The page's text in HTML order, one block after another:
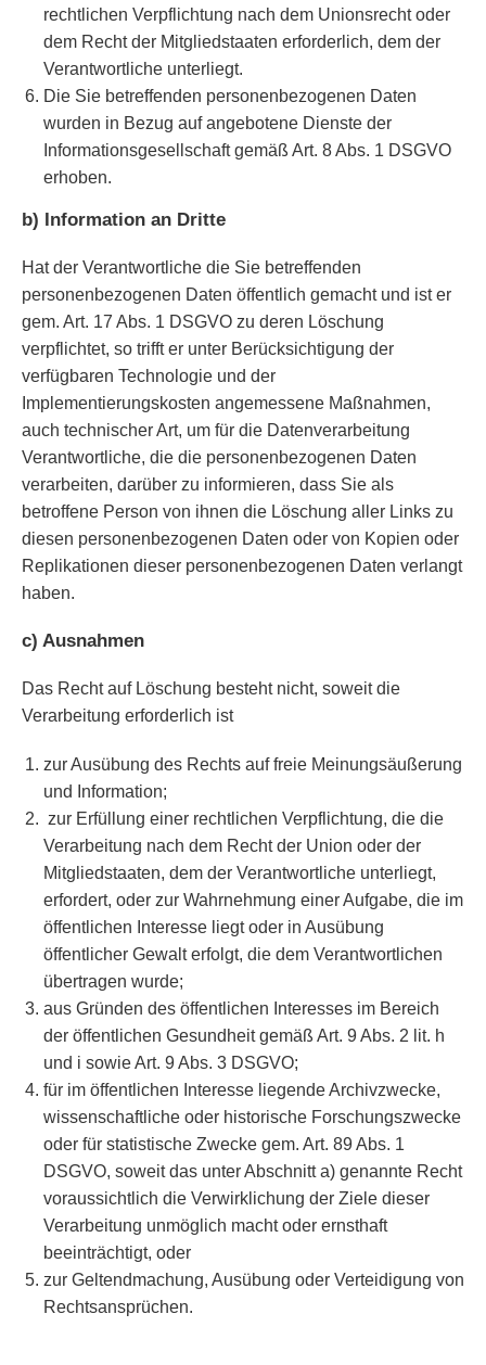
rechtlichen Verpflichtung nach dem Unionsrecht oder
dem Recht der Mitgliedstaaten erforderlich, dem der
Verantwortliche unterliegt.
Die Sie betreffenden personenbezogenen Daten
wurden in Bezug auf angebotene Dienste der
Informationsgesellschaft gemäß Art. 8 Abs. 1 DSGVO
erhoben.
b) Information an Dritte
Hat der Verantwortliche die Sie betreffenden
personenbezogenen Daten öffentlich gemacht und ist er
gem. Art. 17 Abs. 1 DSGVO zu deren Löschung
verpflichtet, so trifft er unter Berücksichtigung der
verfügbaren Technologie und der
Implementierungskosten angemessene Maßnahmen,
auch technischer Art, um für die Datenverarbeitung
Verantwortliche, die die personenbezogenen Daten
verarbeiten, darüber zu informieren, dass Sie als
betroffene Person von ihnen die Löschung aller Links zu
diesen personenbezogenen Daten oder von Kopien oder
Replikationen dieser personenbezogenen Daten verlangt
haben.
c) Ausnahmen
Das Recht auf Löschung besteht nicht, soweit die
Verarbeitung erforderlich ist
zur Ausübung des Rechts auf freie Meinungsäußerung
und Information;
zur Erfüllung einer rechtlichen Verpflichtung, die die
Verarbeitung nach dem Recht der Union oder der
Mitgliedstaaten, dem der Verantwortliche unterliegt,
erfordert, oder zur Wahrnehmung einer Aufgabe, die im
öffentlichen Interesse liegt oder in Ausübung
öffentlicher Gewalt erfolgt, die dem Verantwortlichen
übertragen wurde;
aus Gründen des öffentlichen Interesses im Bereich
der öffentlichen Gesundheit gemäß Art. 9 Abs. 2 lit. h
und i sowie Art. 9 Abs. 3 DSGVO;
für im öffentlichen Interesse liegende Archivzwecke,
wissenschaftliche oder historische Forschungszwecke
oder für statistische Zwecke gem. Art. 89 Abs. 1
DSGVO, soweit das unter Abschnitt a) genannte Recht
voraussichtlich die Verwirklichung der Ziele dieser
Verarbeitung unmöglich macht oder ernsthaft
beeinträchtigt, oder
zur Geltendmachung, Ausübung oder Verteidigung von
Rechtsansprüchen.